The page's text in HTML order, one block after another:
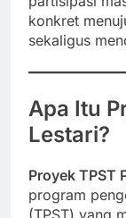
konkret
sekaligus
Apa Itu
Lestari?
Proyek TPST
program